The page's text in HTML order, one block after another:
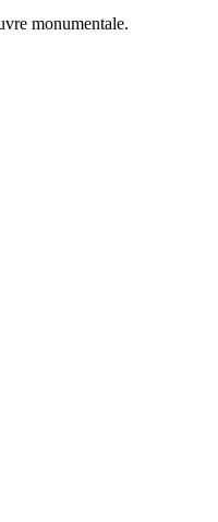
monumentale.